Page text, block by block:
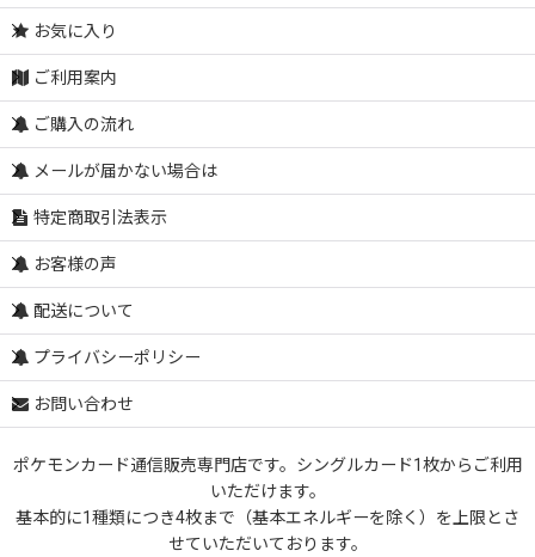
お気に入り
ご利用案内
ご購入の流れ
メールが届かない場合は
特定商取引法表示
お客様の声
配送について
プライバシーポリシー
お問い合わせ
ポケモンカード通信販売専門店です。シングルカード1枚からご利用
いただけます。
基本的に1種類につき4枚まで（基本エネルギーを除く）を上限とさ
せていただいております。